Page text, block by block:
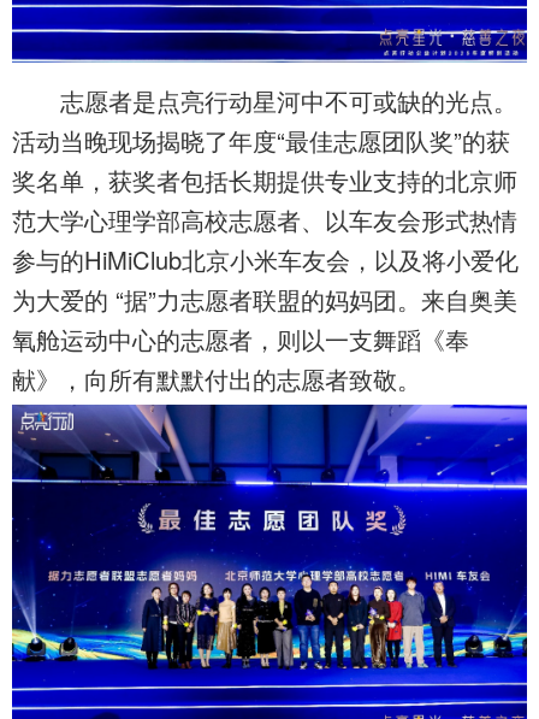
志愿者是点亮行动星河中不可或缺的光点。
活动当晚现场揭晓了年度“最佳志愿团队奖”的获
奖名单，获奖者包括长期提供专业支持的北京师
范大学心理学部高校志愿者、以车友会形式热情
参与的HiMiClub北京小米车友会，以及将小爱化
为大爱的 “据”力志愿者联盟的妈妈团。来自奥美
氧舱运动中心的志愿者，则以一支舞蹈《奉
献》，向所有默默付出的志愿者致敬。